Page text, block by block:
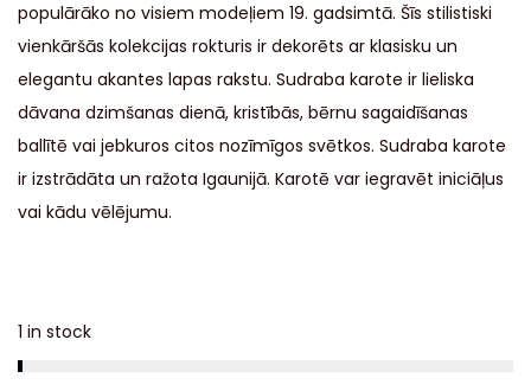
populārāko no visiem modeļiem 19. gadsimtā. Šīs stilistiski
vienkāršās kolekcijas rokturis ir dekorēts ar klasisku un
elegantu akantes lapas rakstu. Sudraba karote ir lieliska
dāvana dzimšanas dienā, kristībās, bērnu sagaidīšanas
ballītē vai jebkuros citos nozīmīgos svētkos. Sudraba karote
ir izstrādāta un ražota Igaunijā. Karotē var iegravēt iniciāļus
vai kādu vēlējumu.
1 in stock